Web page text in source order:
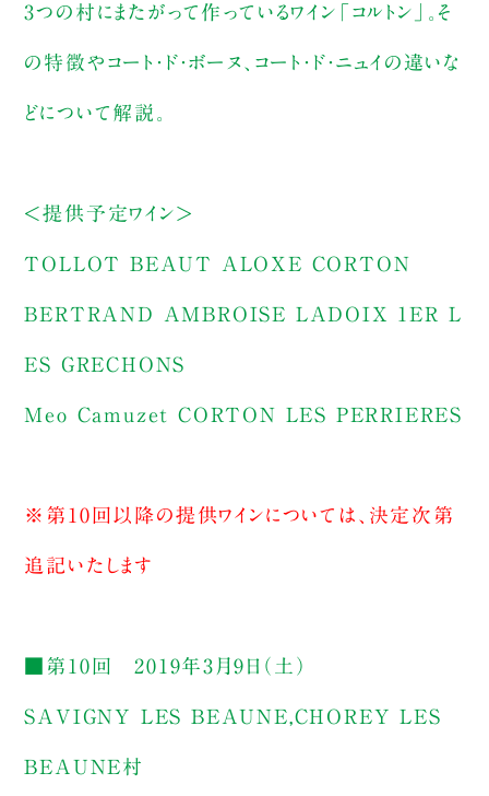
3つの村にまたがって作っているワイン「コルトン」。そ
の特徴やコート・ド・ボーヌ、コート・ド・ニュイの違いな
どについて解説。
＜提供予定ワイン＞
TOLLOT BEAUT ALOXE CORTON
BERTRAND AMBROISE LADOIX 1ER L
ES GRECHONS
Meo Camuzet CORTON LES PERRIERES
※第10回以降の提供ワインについては、決定次第
追記いたします
■第10回 2019年3月9日（土）
SAVIGNY LES BEAUNE,CHOREY LES
BEAUNE村